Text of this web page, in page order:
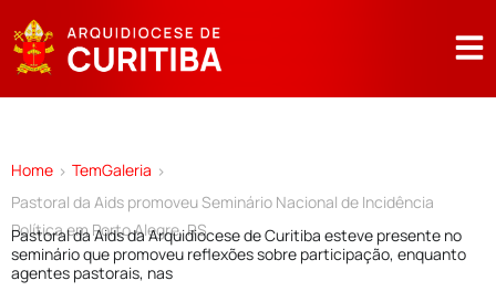
Home > TemGaleria >
Pastoral da Aids promoveu Seminário Nacional de Incidência
Política em Porto Alegre, RS
Pastoral da Aids da Arquidiocese de Curitiba esteve presente no
seminário que promoveu reflexões sobre participação, enquanto
agentes pastorais, nas